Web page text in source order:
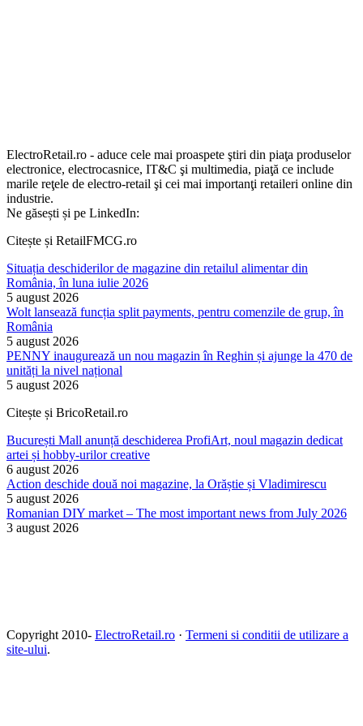
ElectroRetail.ro - aduce cele mai proaspete ştiri din piaţa produselor
electronice, electrocasnice, IT&C şi multimedia, piaţă ce include
marile reţele de electro-retail şi cei mai importanţi retaileri online din
industrie.
Ne găsești și pe LinkedIn:
Citește și RetailFMCG.ro
Situația deschiderilor de magazine din retailul alimentar din
România, în luna iulie 2026
5 august 2026
Wolt lansează funcția split payments, pentru comenzile de grup, în
România
5 august 2026
PENNY inaugurează un nou magazin în Reghin și ajunge la 470 de
unități la nivel național
5 august 2026
Citește și BricoRetail.ro
București Mall anunță deschiderea ProfiArt, noul magazin dedicat
artei și hobby-urilor creative
6 august 2026
Action deschide două noi magazine, la Orăștie și Vladimirescu
5 august 2026
Romanian DIY market – The most important news from July 2026
3 august 2026
Copyright 2010- ElectroRetail.ro · Termeni si conditii de utilizare a
site-ului.